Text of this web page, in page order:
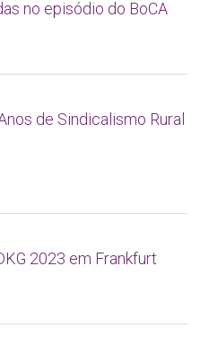
no episódio do BoCA
de Sindicalismo Rural
2023 em Frankfurt